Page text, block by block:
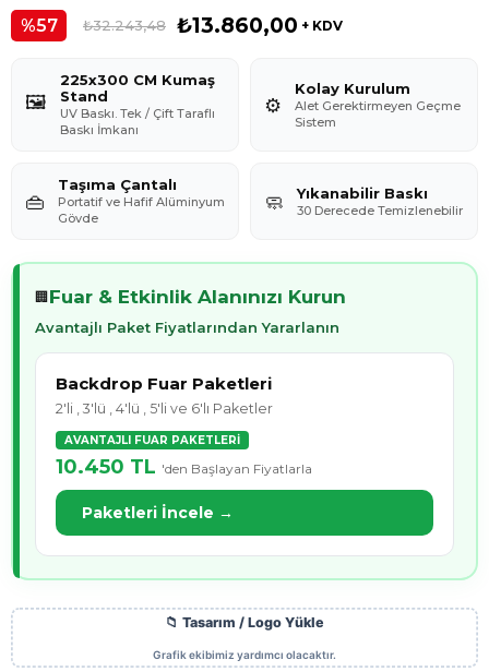
57 ₺32.243,48 ₺13.860,00 + KDV
🖼️
225x300 CM Kumaş
Stand
UV Baskı. Tek / Çift Taraflı
Baskı İmkanı
⚙️
Kolay Kurulum
Alet Gerektirmeyen Geçme
Sistem
👜
Taşıma Çantalı
Portatif ve Hafif Alüminyum
Gövde
🧼 Yıkanabilir Baskı
30 Derecede Temizlenebilir
🏢Fuar & Etkinlik Alanınızı Kurun
Avantajlı Paket Fiyatlarından Yararlanın
Backdrop Fuar Paketleri
2'li , 3'lü , 4'lü , 5'li ve 6'lı Paketler
AVANTAJLI FUAR PAKETLERİ
10.450 TL 'den Başlayan Fiyatlarla
Paketleri İncele →